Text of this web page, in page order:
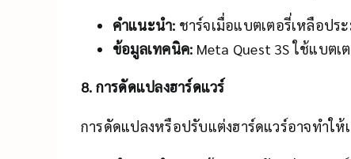
คำแนะนำ: ชาร์จเมื่อแบตเตอรี่เหลือปร
ข้อมูลเทคนิค: Meta Quest 3S ใช้แบต
8. การดัดแปลงฮาร์ดแวร์
การดัดแปลงหรือปรับแต่งฮาร์ดแวร์อาจทำใ